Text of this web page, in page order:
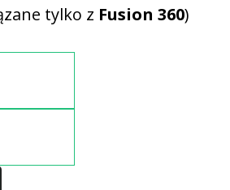
tylko z Fusion 360)